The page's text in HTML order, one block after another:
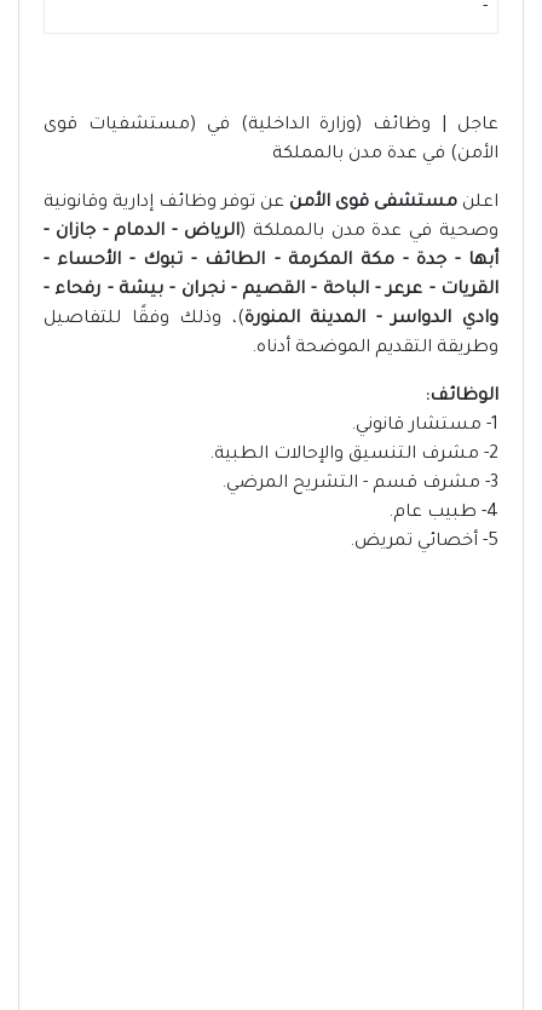
-
عاجل | وظائف (وزارة الداخلية) في (مستشفيات قوى
الأمن) في عدة مدن بالمملكة
اعلن مستشفى قوى الأمن عن توفر وظائف إدارية وقانونية
وصحية في عدة مدن بالمملكة (الرياض - الدمام - جازان -
أبها - جدة - مكة المكرمة - الطائف - تبوك - الأحساء -
القريات - عرعر - الباحة - القصيم - نجران - بيشة - رفحاء -
وادي الدواسر - المدينة المنورة)، وذلك وفقًا للتفاصيل
وطريقة التقديم الموضحة أدناه.
الوظائف:
1- مستشار قانوني.
2- مشرف التنسيق والإحالات الطبية.
3- مشرف قسم - التشريح المرضي.
4- طبيب عام.
5- أخصائي تمريض.